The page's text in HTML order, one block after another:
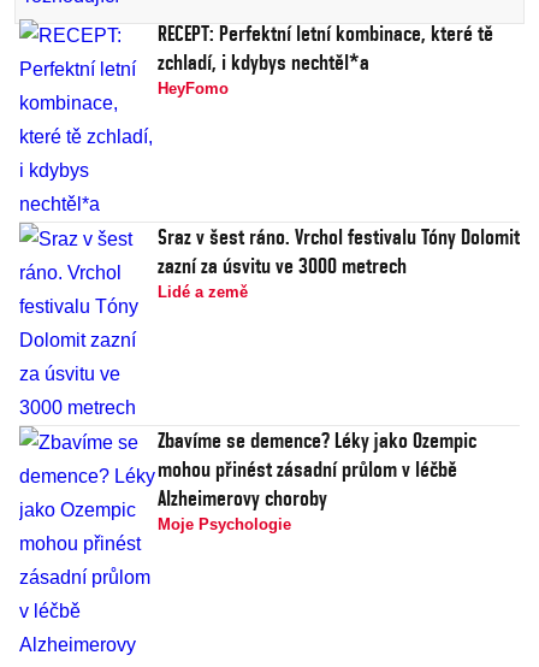
RECEPT: Perfektní letní kombinace, které tě
zchladí, i kdybys nechtěl*a
HeyFomo
Sraz v šest ráno. Vrchol festivalu Tóny Dolomit
zazní za úsvitu ve 3000 metrech
Lidé a země
Zbavíme se demence? Léky jako Ozempic
mohou přinést zásadní průlom v léčbě
Alzheimerovy choroby
Moje Psychologie